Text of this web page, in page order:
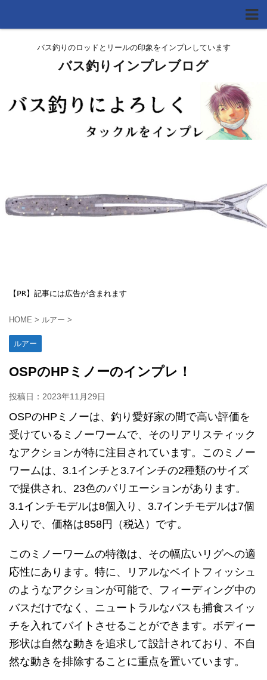
バス釣りのロッドとリールの印象をインプレしています
バス釣りインプレブログ
【PR】記事には広告が含まれます
HOME > ルアー >
ルアー
OSPのHPミノーのインプレ！
投稿日： 2023年11月29日
OSPのHPミノーは、釣り愛好家の間で高い評価を
受けているミノーワームで、そのリアリスティック
なアクションが特に注目されています。このミノー
ワームは、3.1インチと3.7インチの2種類のサイズ
で提供され、23色のバリエーションがあります。
3.1インチモデルは8個入り、3.7インチモデルは7個
入りで、価格は858円（税込）です。
このミノーワームの特徴は、その幅広いリグへの適
応性にあります。特に、リアルなベイトフィッシュ
のようなアクションが可能で、フィーディング中の
バスだけでなく、ニュートラルなバスも捕食スイッ
チを入れてバイトさせることができます。ボディー
形状は自然な動きを追求して設計されており、不自
然な動きを排除することに重点を置いています。